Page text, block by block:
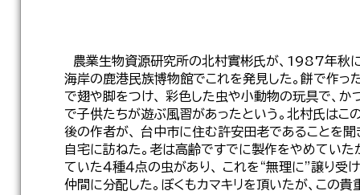
農業生物資源研究所の北村實彬氏が、1987年秋
海岸の鹿港民族博物館でこれを発見した。餅で作っ
で翅や脚をつけ、 彩色した虫や小動物の玩具で、か
で子供たちが遊ぶ風習があったという。北村氏はこ
後の作者が、 台中市に住む許安田老であることを聞
自宅に訪ねた。老は高齢ですでに製作をやめていた
ていた４種４点の虫があり、 これを“無理に”譲り受
仲間に分配した。ぼくもカマキリを頂いたが、この